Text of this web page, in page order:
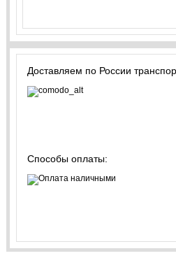
Доставляем по России
Способы оплаты: